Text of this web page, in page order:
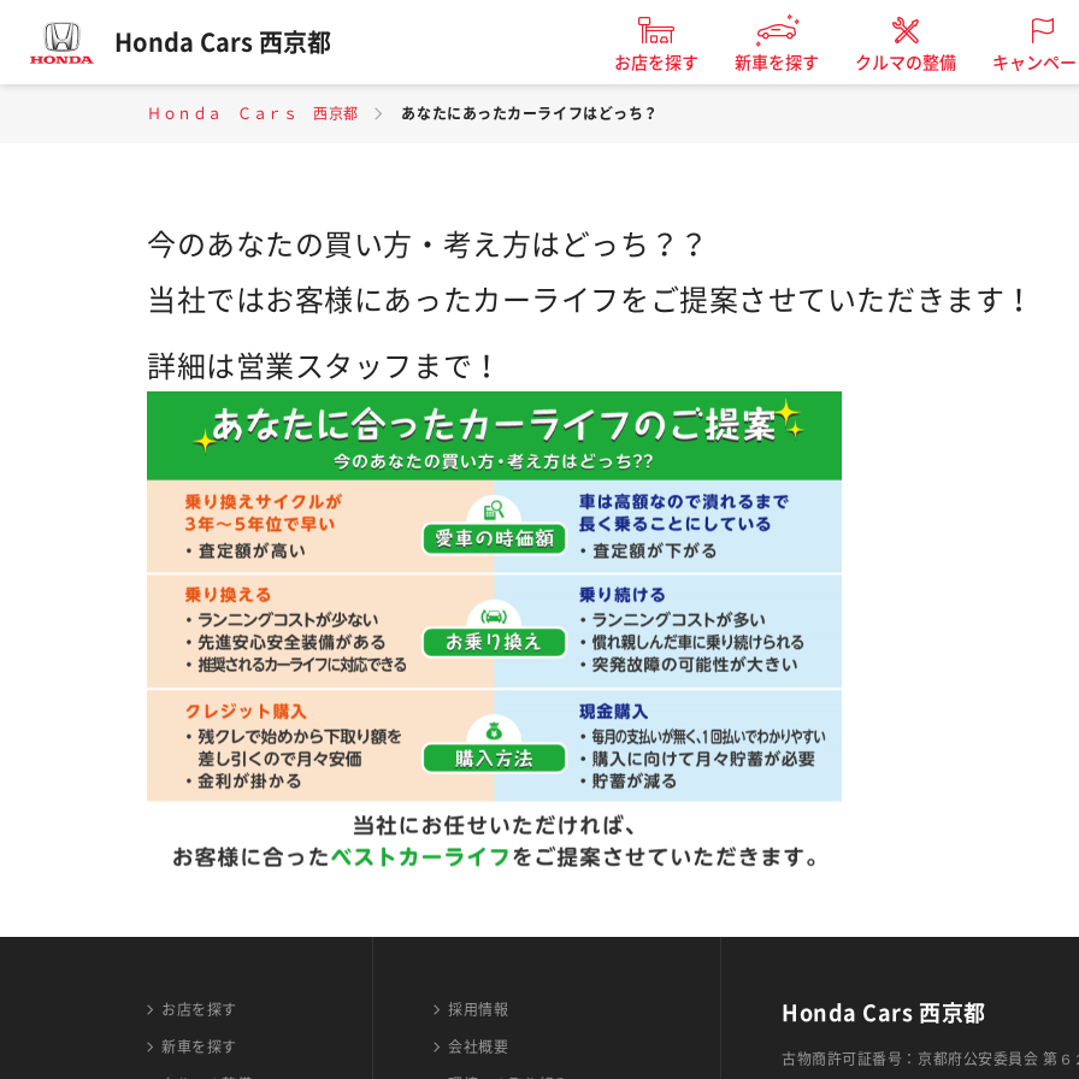
Honda Cars 西京都
お店を探す 新車を探す クルマの整備 キャンペー
Ｈｏｎｄａ Ｃａｒｓ 西京都 あなたにあったカーライフはどっち？
今のあなたの買い方・考え方はどっち？？
当社ではお客様にあったカーライフをご提案させていただきます！
詳細は営業スタッフまで！
お店を探す
新車を探す
採用情報
会社概要
Honda Cars 西京都
古物商許可証番号：京都府公安委員会 第６